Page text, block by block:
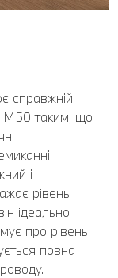
справжній
M50 таким, що
і
рівень
ідеально
про рівень
повна